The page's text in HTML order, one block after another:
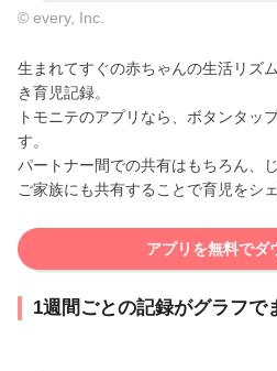
© every, Inc.
生まれてすぐの赤ちゃんの生活リズ
き育児記録。
トモニテのアプリなら、ボタンタッ
す。
パートナー間での共有はもちろん、
ご家族にも共有することで育児をシ
アプリを無料でダ
1週間ごとの記録がグラフで